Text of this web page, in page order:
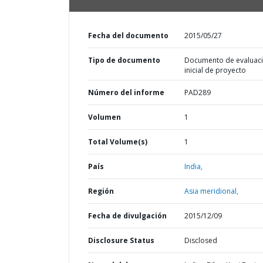
Fecha del documento 2015/05/27
Tipo de documento
Documento de
inicial de proyecto
Número del informe PAD289
Volumen 1
Total Volume(s) 1
País India,
Región Asia meridional,
Fecha de divulgación 2015/12/09
Disclosure Status Disclosed